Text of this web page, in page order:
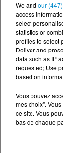
We and our
access
select
statistics or
profiles to select
Deliver and
data such as IP
requested; Use
based on
Vous pouvez
mes choix".
ce site. Vous
bas de chaque